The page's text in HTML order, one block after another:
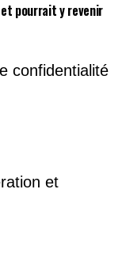
pourrait y revenir
confidentialité
et